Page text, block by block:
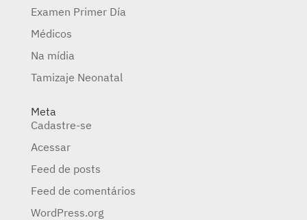
Examen Primer Día
Médicos
Na mídia
Tamizaje Neonatal
Meta
Cadastre-se
Acessar
Feed de posts
Feed de comentários
WordPress.org